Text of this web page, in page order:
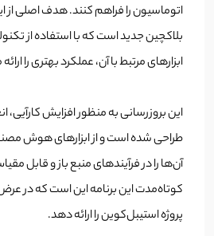
اتوماسیون را فراهم کنند. هدف اصلی از
بلاکچین جدید است که با استفاده از
ابزارهای مرتبط با آن، عملکرد بهتری را
این بروزرسانی به منظور افزایش
طراحی شده است و از ابزارهای هوش
آن‌ها را در فرآیندهای منبع باز و قابل
کوتاه‌مدت این برنامه این است که در
پروژه استیبل‌کوین را ارائه دهد.